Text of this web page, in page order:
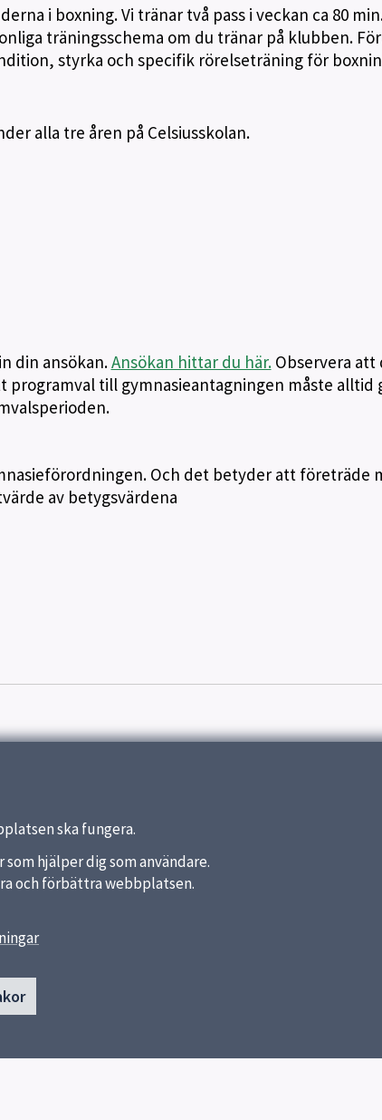
i boxning. Vi tränar två pass i veckan ca 80
träningsschema om du tränar på klubben.
styrka och specifik rörelseträning för
alla tre åren på Celsiusskolan.
din ansökan.Ansökan hittar du här.Observera att
programval till gymnasieantagningen måste alltid
Och det betyder att företräde
av betygsvärdena
ska fungera.
hjälper dig som användare.
och förbättra webbplatsen.